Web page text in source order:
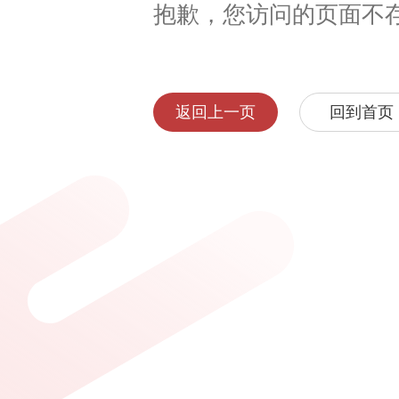
抱歉，您访问的页面不
返回上一页 回到首页